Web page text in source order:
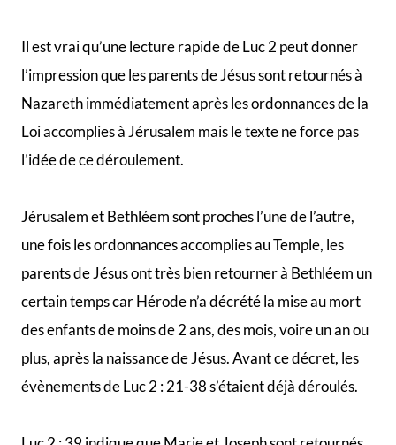
Il est vrai qu’une lecture rapide de Luc 2 peut donner
l’impression que les parents de Jésus sont retournés à
Nazareth immédiatement après les ordonnances de la
Loi accomplies à Jérusalem mais le texte ne force pas
l’idée de ce déroulement.
Jérusalem et Bethléem sont proches l’une de l’autre,
une fois les ordonnances accomplies au Temple, les
parents de Jésus ont très bien retourner à Bethléem un
certain temps car Hérode n’a décrété la mise au mort
des enfants de moins de 2 ans, des mois, voire un an ou
plus, après la naissance de Jésus. Avant ce décret, les
évènements de Luc 2 : 21-38 s’étaient déjà déroulés.